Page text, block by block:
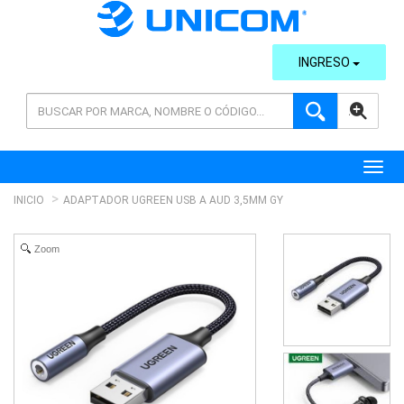
AVANZADA
INGRESO
INICIO ADAPTADOR UGREEN USB A AUD 3,5MM GY
Zoom